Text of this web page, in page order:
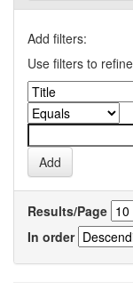
Add filters:
Use filters to
Results/Page
In order